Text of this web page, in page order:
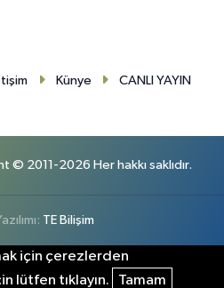
Künye CANLI YAYIN
© 2011-2026 Her hakkı saklıdır.
TE Bilişim
için çerezlerden
lütfen tıklayın.
Tamam